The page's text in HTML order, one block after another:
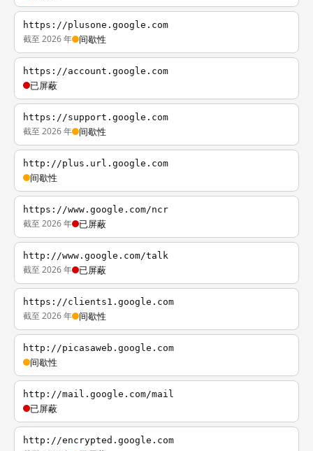
https://plusone.google.com
截至 2026 年 间歇性
https://account.google.com
已屏蔽
https://support.google.com
截至 2026 年 间歇性
http://plus.url.google.com
间歇性
https://www.google.com/ncr
截至 2026 年 已屏蔽
http://www.google.com/talk
截至 2026 年 已屏蔽
https://clients1.google.com
截至 2026 年 间歇性
http://picasaweb.google.com
间歇性
http://mail.google.com/mail
已屏蔽
http://encrypted.google.com